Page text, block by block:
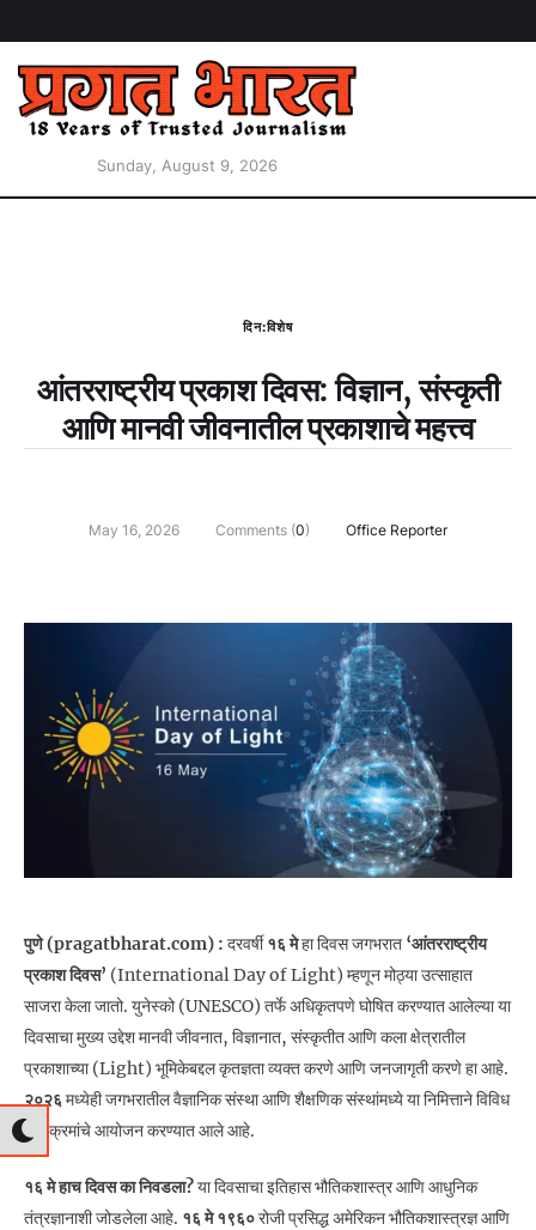
Sunday, August 9, 2026
दिन:विशेष
आंतरराष्ट्रीय प्रकाश दिवस: विज्ञान, संस्कृती
आणि मानवी जीवनातील प्रकाशाचे महत्त्व
May 16, 2026 Comments (0) Office Reporter
पुणे (pragatbharat.com) : दरवर्षी१६ मेहा दिवस जगभरात ‘आंतरराष्ट्रीय
प्रकाश दिवस’ (International Day of Light) म्हणून मोठ्या उत्साहात
साजरा केला जातो. युनेस्को (UNESCO) तर्फे अधिकृतपणे घोषित करण्यात आलेल्या या
दिवसाचा मुख्य उद्देश मानवी जीवनात, विज्ञानात, संस्कृतीत आणि कला क्षेत्रातील
प्रकाशाच्या (Light) भूमिकेबद्दल कृतज्ञता व्यक्त करणे आणि जनजागृती करणे हा आहे.
२०२६ मध्येही जगभरातील वैज्ञानिक संस्था आणि शैक्षणिक संस्थांमध्ये या निमित्ताने विविध
कार्यक्रमांचे आयोजन करण्यात आले आहे.
१६ मे हाच दिवस का निवडला?या दिवसाचा इतिहास भौतिकशास्त्र आणि आधुनिक
तंत्रज्ञानाशी जोडलेला आहे. १६ मे १९६०रोजी प्रसिद्ध अमेरिकन भौतिकशास्त्रज्ञ आणि